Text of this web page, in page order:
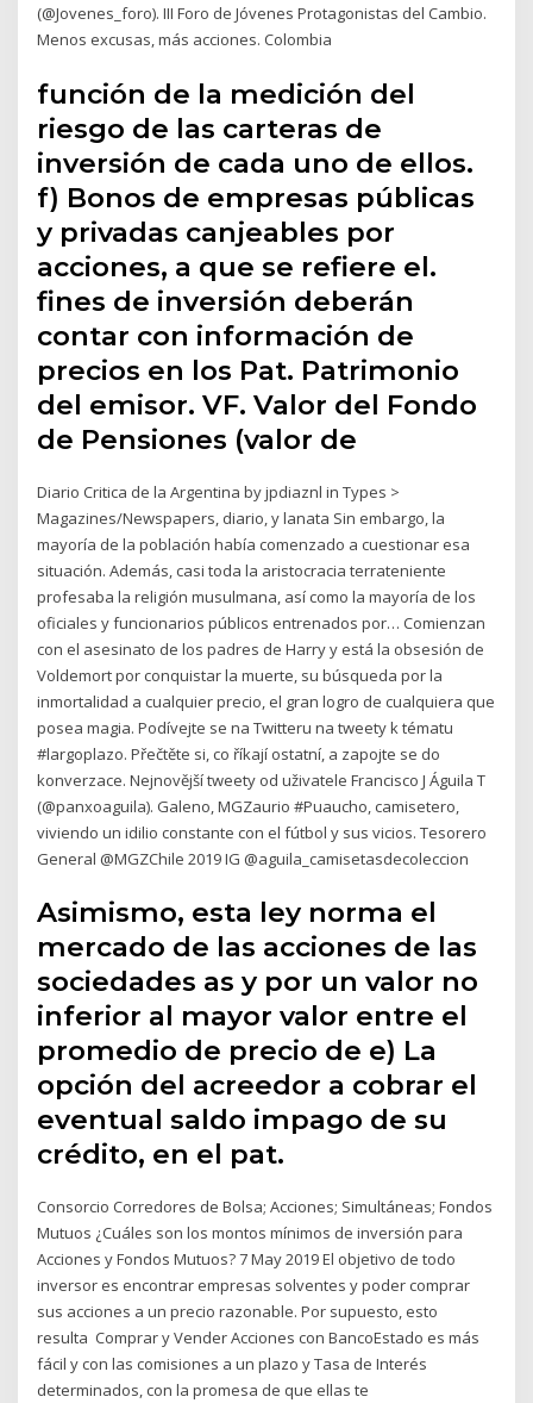
(@Jovenes_foro). III Foro de Jóvenes Protagonistas del Cambio.
Menos excusas, más acciones. Colombia
función de la medición del
riesgo de las carteras de
inversión de cada uno de ellos.
f) Bonos de empresas públicas
y privadas canjeables por
acciones, a que se refiere el.
fines de inversión deberán
contar con información de
precios en los Pat. Patrimonio
del emisor. VF. Valor del Fondo
de Pensiones (valor de
Diario Critica de la Argentina by jpdiaznl in Types >
Magazines/Newspapers, diario, y lanata Sin embargo, la
mayoría de la población había comenzado a cuestionar esa
situación. Además, casi toda la aristocracia terrateniente
profesaba la religión musulmana, así como la mayoría de los
oficiales y funcionarios públicos entrenados por… Comienzan
con el asesinato de los padres de Harry y está la obsesión de
Voldemort por conquistar la muerte, su búsqueda por la
inmortalidad a cualquier precio, el gran logro de cualquiera que
posea magia. Podívejte se na Twitteru na tweety k tématu
#largoplazo. Přečtěte si, co říkají ostatní, a zapojte se do
konverzace. Nejnovější tweety od uživatele Francisco J Águila T
(@panxoaguila). Galeno, MGZaurio #Puaucho, camisetero,
viviendo un idilio constante con el fútbol y sus vicios. Tesorero
General @MGZChile 2019 IG @aguila_camisetasdecoleccion
Asimismo, esta ley norma el
mercado de las acciones de las
sociedades as y por un valor no
inferior al mayor valor entre el
promedio de precio de e) La
opción del acreedor a cobrar el
eventual saldo impago de su
crédito, en el pat.
Consorcio Corredores de Bolsa; Acciones; Simultáneas; Fondos
Mutuos ¿Cuáles son los montos mínimos de inversión para
Acciones y Fondos Mutuos? 7 May 2019 El objetivo de todo
inversor es encontrar empresas solventes y poder comprar
sus acciones a un precio razonable. Por supuesto, esto
resulta Comprar y Vender Acciones con BancoEstado es más
fácil y con las comisiones a un plazo y Tasa de Interés
determinados, con la promesa de que ellas te